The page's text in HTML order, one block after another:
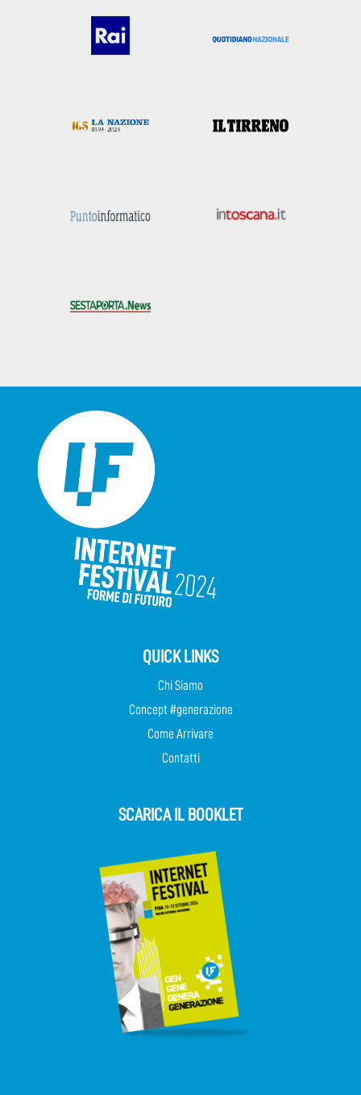
QUICK LINKS
Chi Siamo
Concept #generazione
Come Arrivare
Contatti
SCARICA IL BOOKLET